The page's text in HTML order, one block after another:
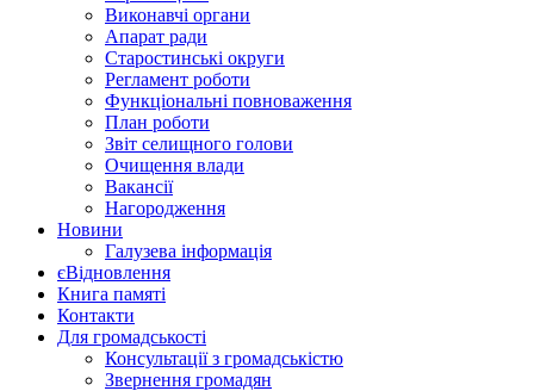
Виконавчі органи
Апарат ради
Старостинські округи
Регламент роботи
Функціональні повноваження
План роботи
Звіт селищного голови
Очищення влади
Вакансії
Нагородження
Новини
Галузева інформація
єВідновлення
Книга памяті
Контакти
Для громадськості
Консультації з громадськістю
Звернення громадян